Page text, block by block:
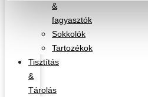
&
fagyasztók
Sokkolók
Tartozékok
Tisztítás
&
Tárolás